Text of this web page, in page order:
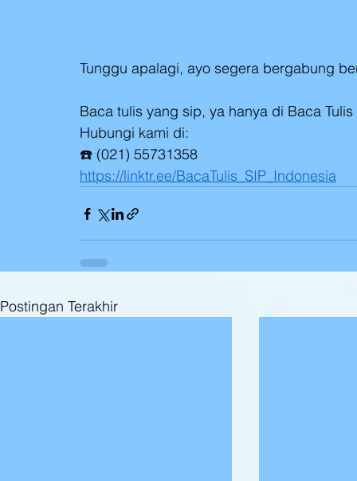
Tunggu apalagi, ayo segera bergabung
Baca tulis yang sip, ya hanya di Baca Tulis
Hubungi kami di:
☎️ (021) 55731358
https://linktr.ee/BacaTulis_SIP_Indonesia
Postingan Terakhir